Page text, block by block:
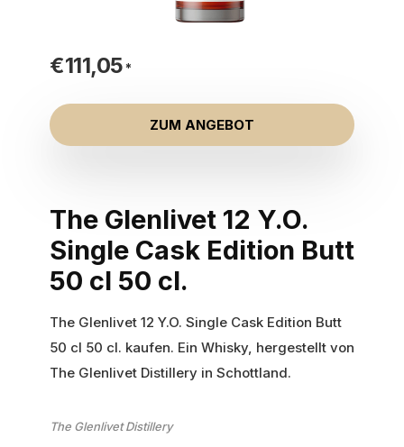
The Glenlivet 12 Y.O.
Single Cask Edition Butt
50 cl 50 cl.
The Glenlivet 12 Y.O. Single Cask Edition Butt
50 cl 50 cl. kaufen. Ein Whisky, hergestellt von
The Glenlivet Distillery in Schottland.
€111,05
ZUM ANGEBOT
The Glenlivet Distillery